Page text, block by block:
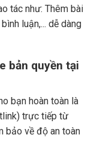
tác như: Thêm bài
luận,... dễ dàng
bản quyền tại
bạn hoàn toàn là
trực tiếp từ
bảo về độ an toàn